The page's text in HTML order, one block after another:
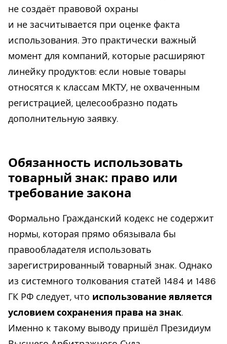
не создаёт правовой охраны
и не засчитывается при оценке факта
использования. Это практически важный
момент для компаний, которые расширяют
линейку продуктов: если новые товары
относятся к классам МКТУ, не охваченным
регистрацией, целесообразно подать
дополнительную заявку.
Обязанность использовать
товарный знак: право или
требование закона
Формально Гражданский кодекс не содержит
нормы, которая прямо обязывала бы
правообладателя использовать
зарегистрированный товарный знак. Однако
из системного толкования статей 1484 и 1486
ГК РФ следует, что использование является
условием сохранения права на знак.
Именно к такому выводу пришёл Президиум